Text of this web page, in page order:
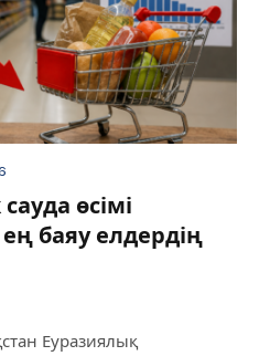
өсімі
баяу елдердің
Еуразиялық